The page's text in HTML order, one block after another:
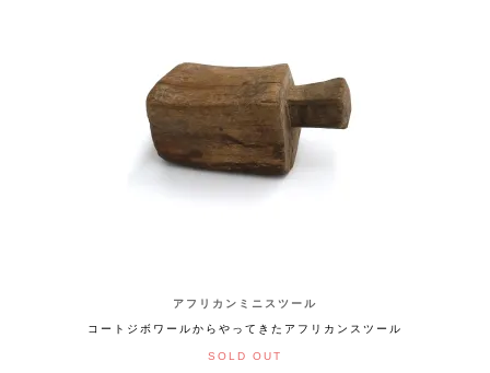
アフリカンミニスツール
コートジボワールからやってきたアフリカンスツール
SOLD OUT